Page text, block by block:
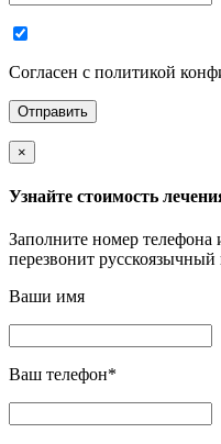
Согласен с политикой
×
Узнайте стоимость
Заполните номер
перезвонит русскоязычный
Ваши имя
Ваш телефон*